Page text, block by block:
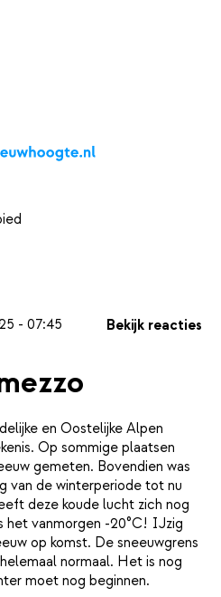
Kaarten
- 07:45 Bekijk reacties
en Oostelijke Alpen
Op sommige plaatsen
gemeten. Bovendien was
van de winterperiode tot nu
deze koude lucht zich nog
het vanmorgen -20°C! IJzig
op komst. De sneeuwgrens
normaal. Het is nog
moet nog beginnen.